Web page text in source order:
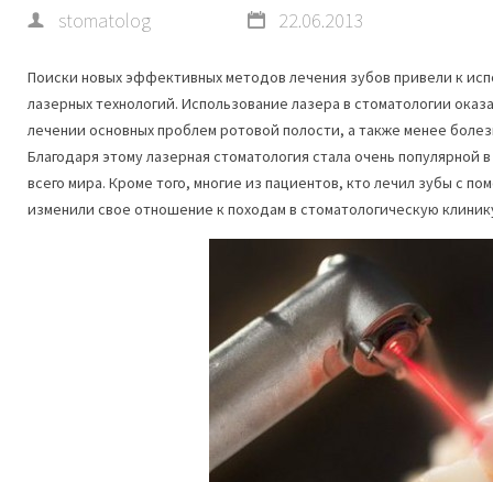
stomatolog 22.06.2013
Поиски новых эффективных методов лечения зубов привели к
лазерных технологий. Использование лазера в стоматологии
лечении основных проблем ротовой полости, а также менее
Благодаря этому лазерная стоматология стала очень популярной
всего мира. Кроме того, многие из пациентов, кто лечил зубы с
изменили свое отношение к походам в стоматологическую